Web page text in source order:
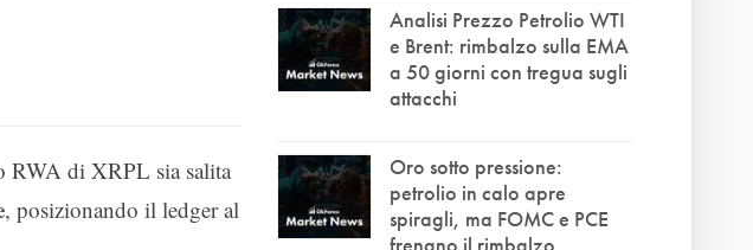
RWA di XRPL sia salita
, posizionando il ledger al
Analisi Prezzo Petrolio WTI
e Brent: rimbalzo sulla EMA
a 50 giorni con tregua sugli
attacchi
Oro sotto pressione:
petrolio in calo apre
spiragli, ma FOMC e PCE
frenano il rimbalzo